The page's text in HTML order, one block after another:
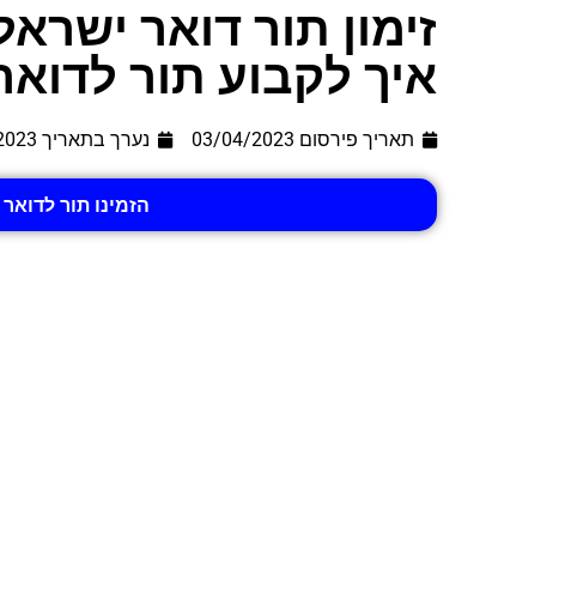
זימון תור דואר
איך לקבוע תור
תאריך פירסום 03/04/2023 נערך בתאריך
הזמינו תור